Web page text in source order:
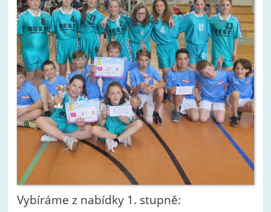
Vybíráme z nabídky 1. stupně: